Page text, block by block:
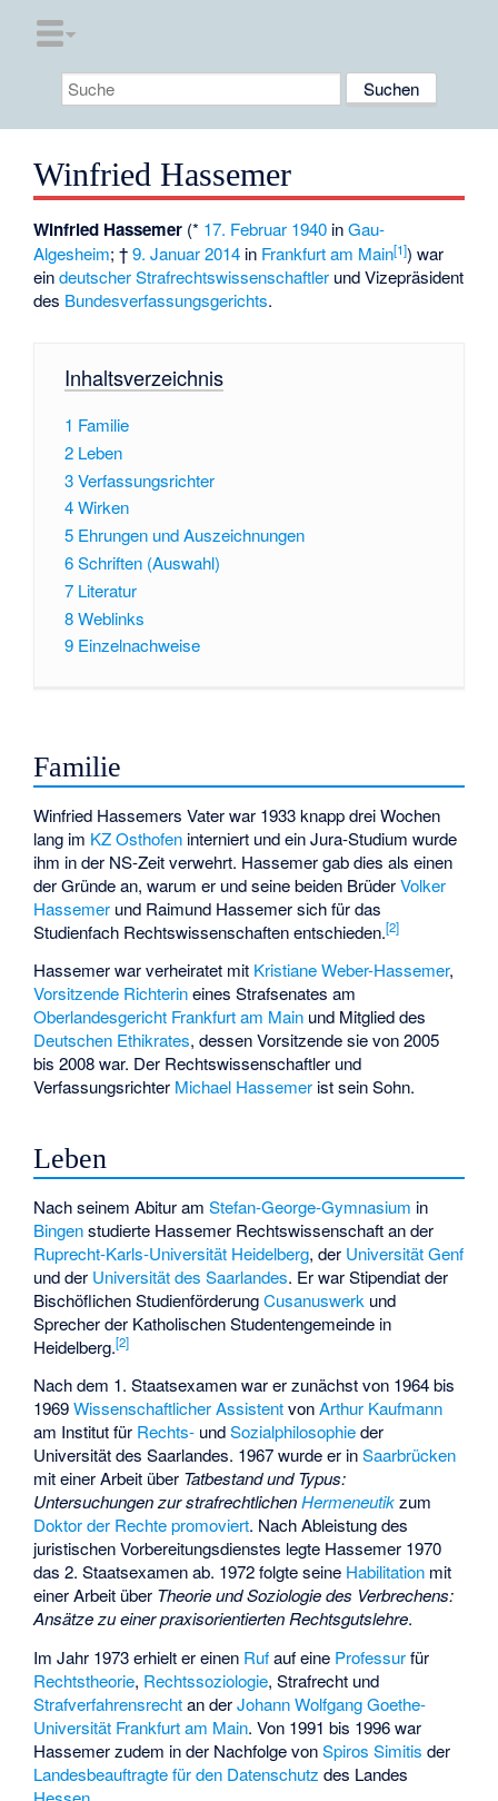
Winfried Hassemer
Winfried Hassemer (* 17. Februar 1940 inGau-
Algesheim; †9. Januar 2014 in Frankfurt am Main[1]) war
eindeutscher Strafrechtswissenschaftler und Vizepräsident
des Bundesverfassungsgerichts.
Inhaltsverzeichnis
1 Familie
2 Leben
3Verfassungsrichter
4Wirken
5 Ehrungen und Auszeichnungen
6Schriften (Auswahl)
7 Literatur
8Weblinks
9 Einzelnachweise
Familie
Winfried Hassemers Vater war 1933 knapp drei Wochen
lang im KZ Osthofen interniert und ein Jura-Studium wurde
ihm in der NS-Zeit verwehrt. Hassemer gab dies als einen
der Gründe an, warum er und seine beiden BrüderVolker
Hassemer und Raimund Hassemersich für das
Studienfach Rechtswissenschaften entschieden.[2]
Hassemer war verheiratet mit Kristiane Weber-Hassemer,
Vorsitzende Richterineines Strafsenates am
Oberlandesgericht Frankfurt am Main und Mitglied des
Deutschen Ethikrates, dessen Vorsitzende sie von 2005
bis 2008 war. Der Rechtswissenschaftler und
Verfassungsrichter Michael Hassemer ist sein Sohn.
Leben
Nach seinem Abitur amStefan-George-Gymnasium in
Bingenstudierte Hassemer Rechtswissenschaft an der
Ruprecht-Karls-Universität Heidelberg, der Universität Genf
und der Universität des Saarlandes. Er war Stipendiat der
Bischöflichen StudienförderungCusanuswerk und
Sprecher der Katholischen Studentengemeinde in
Heidelberg.[2]
Nach dem 1. Staatsexamen war er zunächst von 1964 bis
1969Wissenschaftlicher AssistentvonArthur Kaufmann
am Institut für Rechts- undSozialphilosophieder
Universität des Saarlandes. 1967 wurde er inSaarbrücken
mit einer Arbeit über Tatbestand und Typus:
Untersuchungen zur strafrechtlichenHermeneutikzum
Doktor der Rechte promoviert. Nach Ableistung des
juristischen Vorbereitungsdienstes legte Hassemer 1970
das 2. Staatsexamen ab. 1972 folgte seine Habilitation mit
einer Arbeit über Theorie und Soziologie des Verbrechens:
Ansätze zu einer praxisorientierten Rechtsgutslehre.
Im Jahr 1973 erhielt er einen Rufauf eine Professurfür
Rechtstheorie, Rechtssoziologie, Strafrecht und
Strafverfahrensrechtan derJohann Wolfgang Goethe-
Universität Frankfurt am Main. Von 1991 bis 1996 war
Hassemer zudem in der Nachfolge vonSpiros Simitis der
Landesbeauftragte für den Datenschutz des Landes